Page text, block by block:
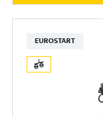
EUROSTART